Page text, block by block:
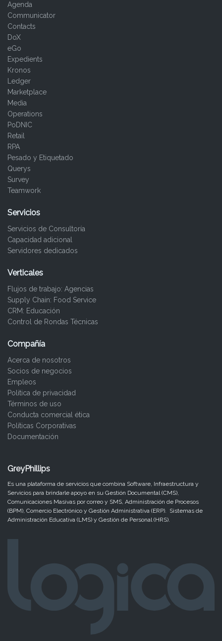
Agenda
Communicator
Contacts
DoX
eGo
Expedients
Kronos
Ledger
Marketplace
Media
Operations
PoDNIC
Retail
RPA
Pesado y Etiquetado
Querys
Survey
Teamwork
Servicios
Servicios de Consultoría
Capacidad adicional
Servidores dedicados
Verticales
Flujos de trabajo: Agencias
Supply Chain: Food Service
CRM: Educación
Control de Rondas Técnicas
Compañía
Acerca de nosotros
Socios de negocios
Empleos
Politica de privacidad
Términos de uso
Conducta comercial ética
Políticas Corporativas
Documentación
GreyPhillips
Es una plataforma de servicios que combina Software, Infraestructura y
Servicios para brindarle apoyo en su Gestión Documental (CMS),
Comunicaciones Masivas por correo y SMS, Administración de Procesos
(BPM), Comercio Electrónico y Gestión Administrativa (ERP). Sistemas de
Administración Educativa (LMS) y Gestión de Personal (HRS).